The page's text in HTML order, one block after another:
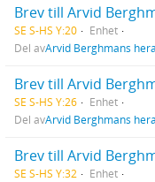
Brev till Arvid
SE S-HS Y:20
Enhet
Del avArvid Berghmans
Brev till Arvid
SE S-HS Y:26
Enhet
Del avArvid Berghmans
Brev till Arvid
SE S-HS Y:32
Enhet